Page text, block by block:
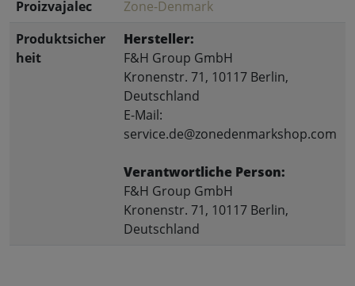
Proizvajalec
Zone-Denmark
Produktsicher
heit
Hersteller:
F&H Group GmbH
Kronenstr. 71, 10117 Berlin,
Deutschland
E-Mail:
service.de@zonedenmarkshop.com
Verantwortliche Person:
F&H Group GmbH
Kronenstr. 71, 10117 Berlin,
Deutschland